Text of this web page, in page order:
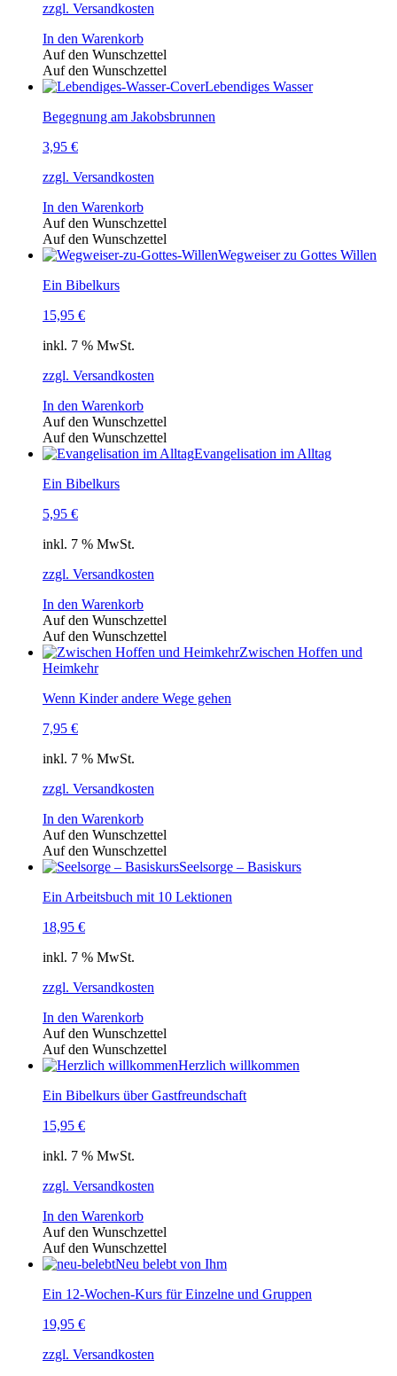
zzgl. Versandkosten
In den Warenkorb
Auf den Wunschzettel
Auf den Wunschzettel
Lebendiges Wasser
Begegnung am Jakobsbrunnen
3,95 €
zzgl. Versandkosten
In den Warenkorb
Auf den Wunschzettel
Auf den Wunschzettel
Wegweiser zu Gottes Willen
Ein Bibelkurs
15,95 €
inkl. 7 % MwSt.
zzgl. Versandkosten
In den Warenkorb
Auf den Wunschzettel
Auf den Wunschzettel
Evangelisation im Alltag
Ein Bibelkurs
5,95 €
inkl. 7 % MwSt.
zzgl. Versandkosten
In den Warenkorb
Auf den Wunschzettel
Auf den Wunschzettel
Zwischen Hoffen und
Heimkehr
Wenn Kinder andere Wege gehen
7,95 €
inkl. 7 % MwSt.
zzgl. Versandkosten
In den Warenkorb
Auf den Wunschzettel
Auf den Wunschzettel
Seelsorge – Basiskurs
Ein Arbeitsbuch mit 10 Lektionen
18,95 €
inkl. 7 % MwSt.
zzgl. Versandkosten
In den Warenkorb
Auf den Wunschzettel
Auf den Wunschzettel
Herzlich willkommen
Ein Bibelkurs über Gastfreundschaft
15,95 €
inkl. 7 % MwSt.
zzgl. Versandkosten
In den Warenkorb
Auf den Wunschzettel
Auf den Wunschzettel
Neu belebt von Ihm
Ein 12-Wochen-Kurs für Einzelne und Gruppen
19,95 €
zzgl. Versandkosten